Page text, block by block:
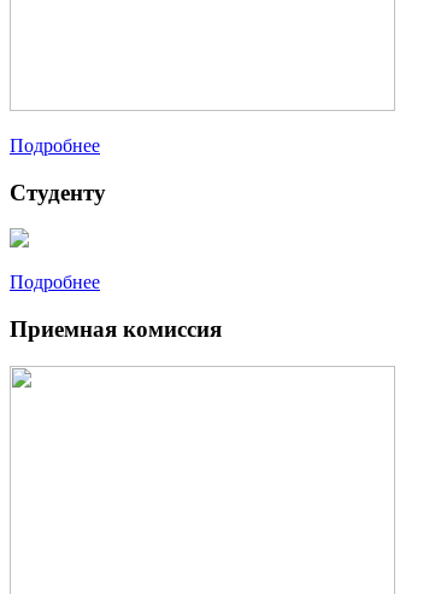
Подробнее
Студенту
Подробнее
Приемная комиссия